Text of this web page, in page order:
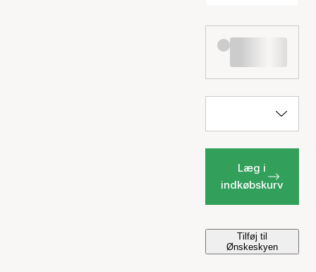
Læg i
indkøbskurv
Tilføj til
Ønskeskyen